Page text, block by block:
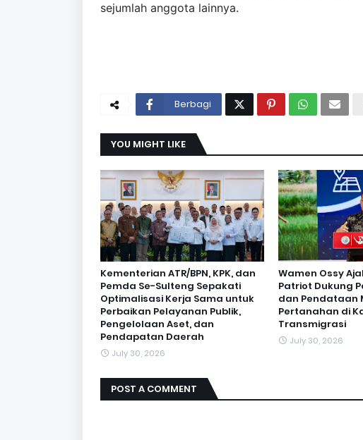
sejumlah anggota lainnya.
Berbagi
YOU MIGHT LIKE
Kementerian ATR/BPN, KPK, dan
Pemda Se-Sulteng Sepakati
Optimalisasi Kerja Sama untuk
Perbaikan Pelayanan Publik,
Pengelolaan Aset, dan
Pendapatan Daerah
July 30, 2026
Wamen Ossy
Patriot Dukung
dan Pendataan
Pertanahan di
Transmigrasi
July 30, 2026
POST A COMMENT